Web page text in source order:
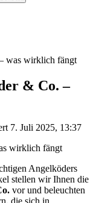
was wirklich fängt
& Co. –
7. Juli 2025, 13:37
Angelköders
stellen wir Ihnen die
vor und beleuchten
die sich in